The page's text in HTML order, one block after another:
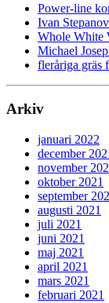
Power-line
Ivan
Whole White
Michael
fleråriga gräs
Arkiv
januari 2022
december
november
oktober 2021
september
augusti 2021
juli 2021
juni 2021
maj 2021
april 2021
mars 2021
februari 2021